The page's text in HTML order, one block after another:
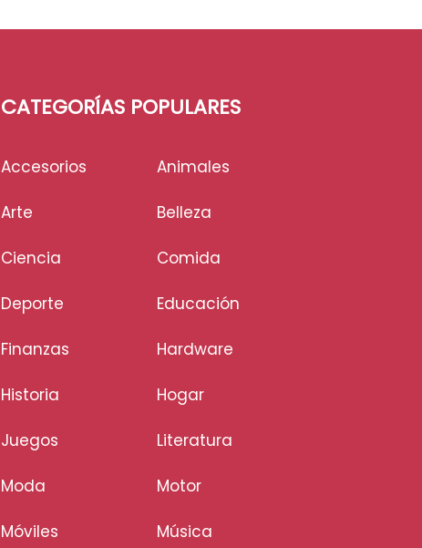
CATEGORÍAS POPULARES
Accesorios Animales
Arte Belleza
Ciencia Comida
Deporte Educación
Finanzas Hardware
Historia Hogar
Juegos Literatura
Moda Motor
Móviles Música